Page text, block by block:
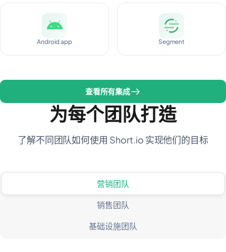
Android app Segment
查看所有集成
为每个团队打造
了解不同团队如何使用 Short.io 实现他们的目标
营销团队
销售团队
基础设施团队